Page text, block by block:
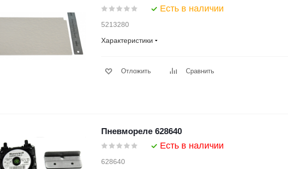
Есть в наличии
5213280
Характеристики
Отложить Сравнить
Пневмореле 628640
Есть в наличии
628640